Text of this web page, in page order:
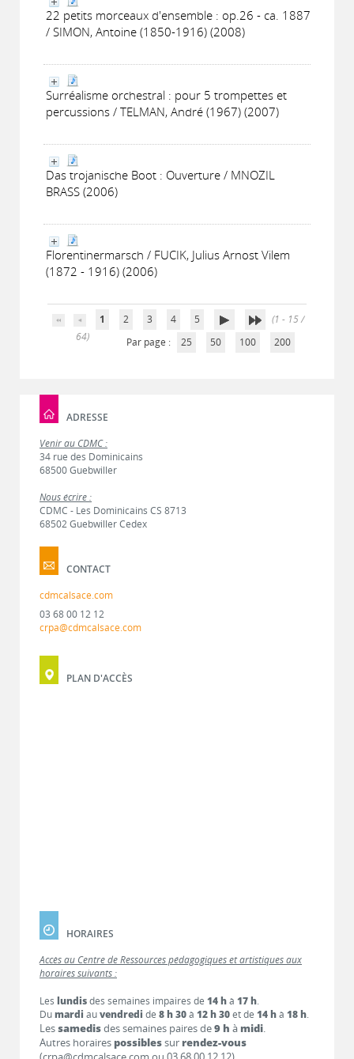
22 petits morceaux d'ensemble : op.26 - ca. 1887
/ SIMON, Antoine (1850-1916) (2008)
Surréalisme orchestral : pour 5 trompettes et
percussions / TELMAN, André (1967) (2007)
Das trojanische Boot : Ouverture / MNOZIL
BRASS (2006)
Florentinermarsch / FUCIK, Julius Arnost Vilem
(1872 - 1916) (2006)
1 2 3 4 5
(1 - 15 /
64)
Par page : 25 50 100 200
ADRESSE
Venir au CDMC :
34 rue des Dominicains
68500 Guebwiller
Nous écrire :
CDMC - Les Dominicains CS 8713
68502 Guebwiller Cedex
CONTACT
cdmcalsace.com
03 68 00 12 12
crpa@cdmcalsace.com
PLAN D'ACCÈS
HORAIRES
Accès au Centre de Ressources pédagogiques et artistiques aux
horaires suivants :
Les lundisdes semaines impaires de 14 hà 17 h.
Dumardi auvendredi de 8 h 30à 12 h 30et de 14 hà 18 h.
Lessamedisdes semaines paires de9 h à midi.
Autres horaires possiblessur rendez-vous